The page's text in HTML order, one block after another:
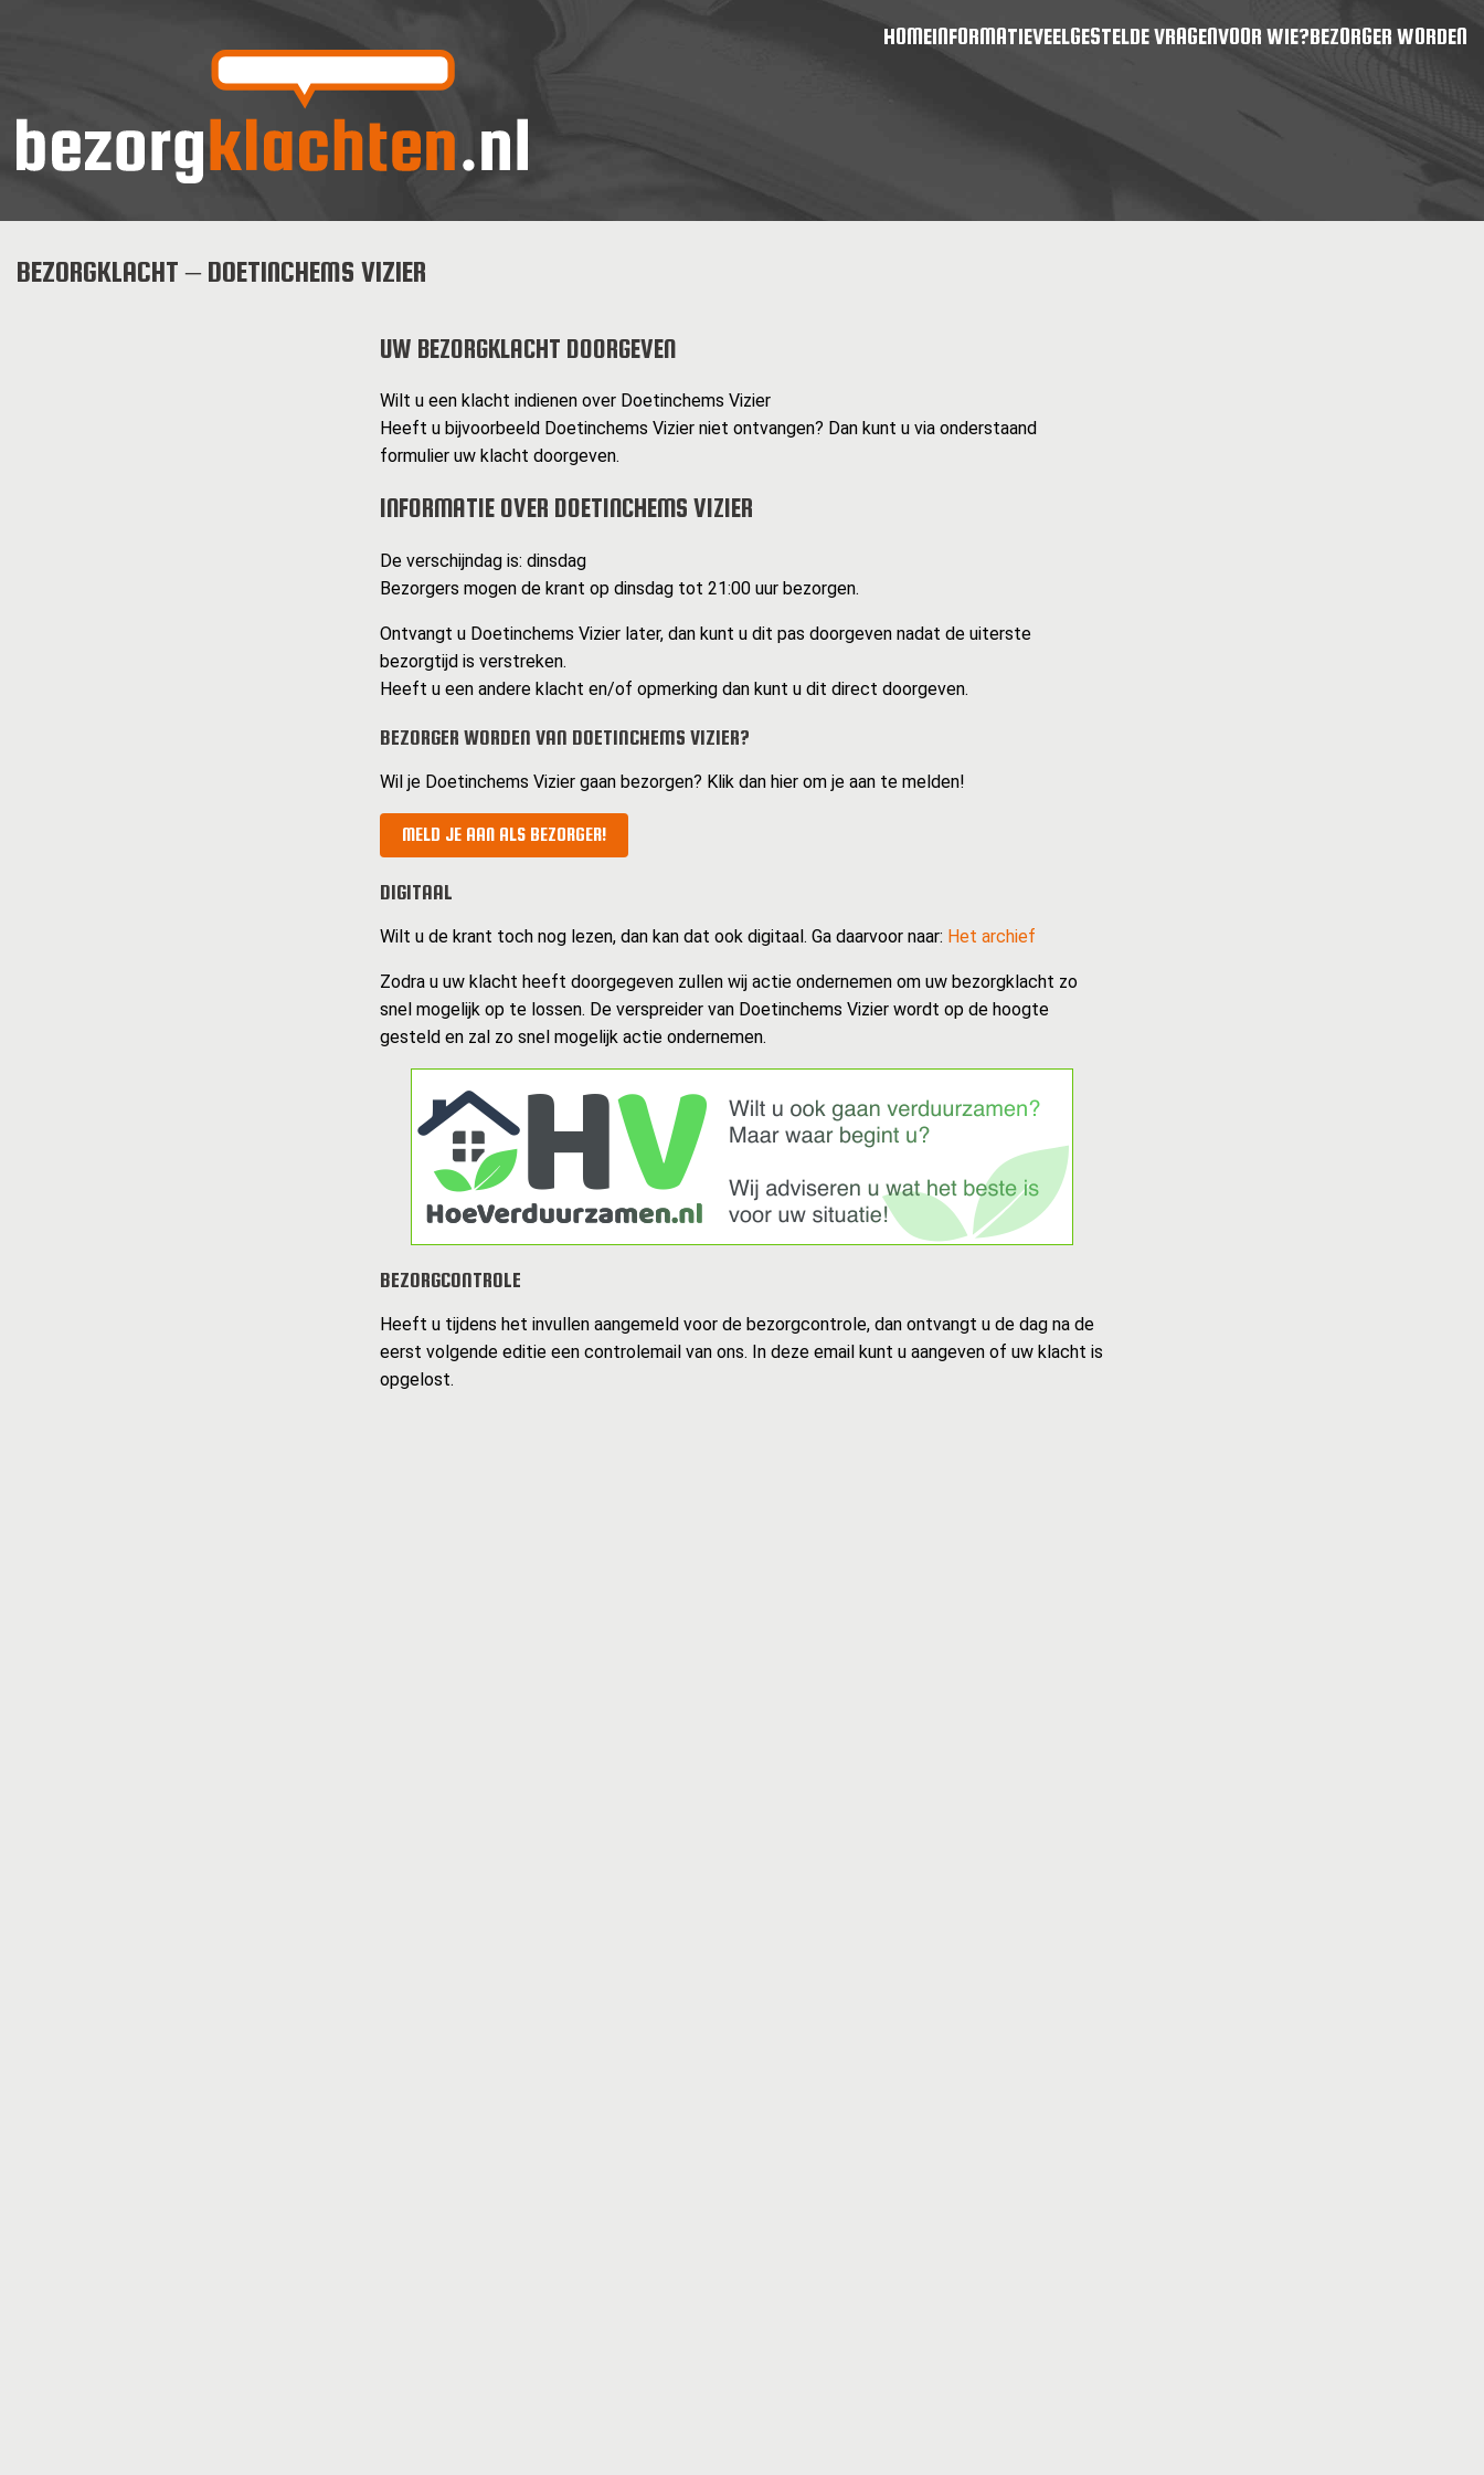
HOMEINFORMATIEVEELGESTELDE VRAGENVOOR WIE?BEZORGER WORDEN
BEZORGKLACHT – DOETINCHEMS VIZIER
UW BEZORGKLACHT DOORGEVEN
Wilt u een klacht indienen over Doetinchems Vizier
Heeft u bijvoorbeeld Doetinchems Vizier niet ontvangen? Dan kunt u via onderstaand
formulier uw klacht doorgeven.
INFORMATIE OVER DOETINCHEMS VIZIER
De verschijndag is: dinsdag
Bezorgers mogen de krant op dinsdag tot 21:00 uur bezorgen.
Ontvangt u Doetinchems Vizier later, dan kunt u dit pas doorgeven nadat de uiterste
bezorgtijd is verstreken.
Heeft u een andere klacht en/of opmerking dan kunt u dit direct doorgeven.
BEZORGER WORDEN VAN DOETINCHEMS VIZIER?
Wil je Doetinchems Vizier gaan bezorgen? Klik dan hier om je aan te melden!
MELD JE AAN ALS BEZORGER!
DIGITAAL
Wilt u de krant toch nog lezen, dan kan dat ook digitaal. Ga daarvoor naar: Het archief
Zodra u uw klacht heeft doorgegeven zullen wij actie ondernemen om uw bezorgklacht zo
snel mogelijk op te lossen. De verspreider van Doetinchems Vizier wordt op de hoogte
gesteld en zal zo snel mogelijk actie ondernemen.
BEZORGCONTROLE
Heeft u tijdens het invullen aangemeld voor de bezorgcontrole, dan ontvangt u de dag na de
eerst volgende editie een controlemail van ons. In deze email kunt u aangeven of uw klacht is
opgelost.